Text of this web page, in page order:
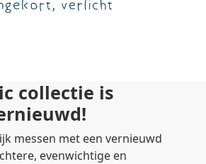
collectie is
messen met een vernieuwd
evenwichtige en